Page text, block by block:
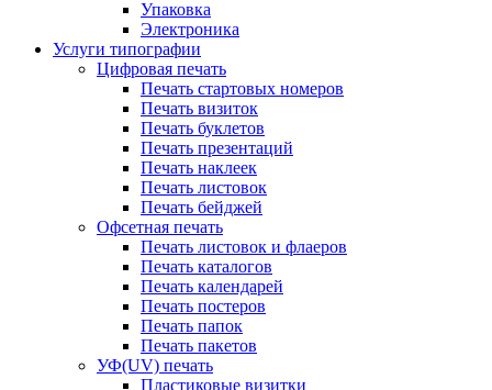
Упаковка
Электроника
Услуги типографии
Цифровая печать
Печать стартовых номеров
Печать визиток
Печать буклетов
Печать презентаций
Печать наклеек
Печать листовок
Печать бейджей
Офсетная печать
Печать листовок и флаеров
Печать каталогов
Печать календарей
Печать постеров
Печать папок
Печать пакетов
УФ(UV) печать
Пластиковые визитки